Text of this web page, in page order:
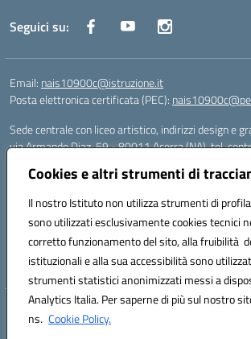
Cookies e altri strumenti di
Il nostro Istituto non utilizza strumenti di
sono utilizzati esclusivamente cookies tecnici
corretto funzionamento del sito, alla fruibilità
istituzionali e alla sua accessibilità sono
strumenti statistici anonimizzati messi a
Analytics Italia. Per saperne di più sul nostro
ns. Cookie Policy.
Seguici su:
Email: nais10900c@istruzione.it
Posta elettronica certificata (PEC):
Sede centrale con liceo artistico, indirizzi design e
via Armando Diaz, 59 - 80011 Acerra (NA), tel.
via T. Campanella, 80011 Acerra (NA), tel/fax:
Sede succursale con liceo musicale:
via S. Pellico, 80011 Acerra (NA), tel: 08119660921
Email: nais10900c@istruzione.it | PEC:
Nome Ufficio PA: Uff_eFatturaPA | Codice Univoco
C.Fisc: 93056740637
Hosting & Powered by 3D
Concept & Design by Designers